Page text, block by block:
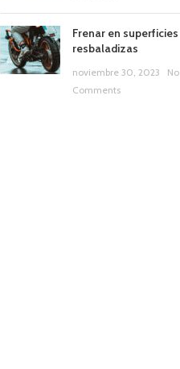
Frenar en superficies
resbaladizas
noviembre 30, 2023
No
Comments